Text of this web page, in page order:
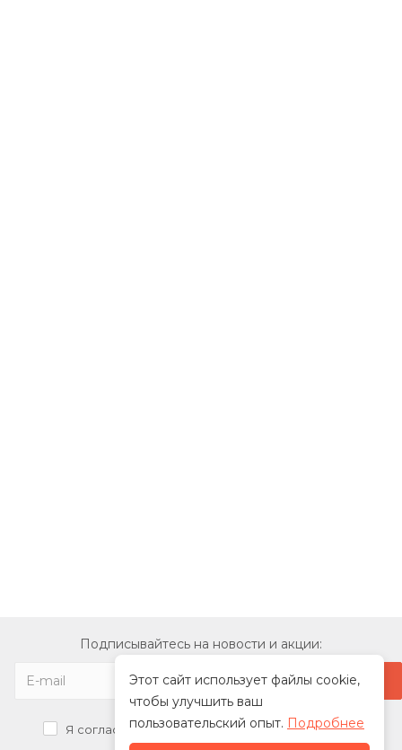
Этот сайт использует файлы cookie,
чтобы улучшить ваш
пользовательский опыт. Подробнее
Подписывайтесь на новости и акции:
Я согласен наобработку персональных данных